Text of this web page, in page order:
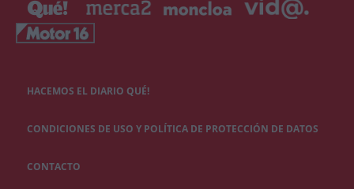
HACEMOS EL DIARIO QUÉ!
CONDICIONES DE USO Y POLÍTICA DE PROTECCIÓN DE DATOS
CONTACTO